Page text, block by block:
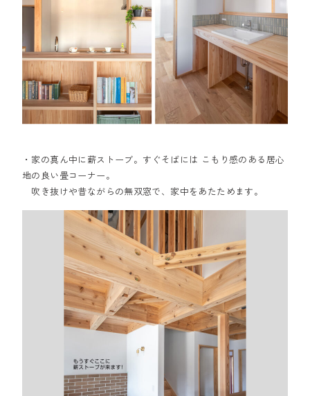
・家の真ん中に薪ストーブ。すぐそばには こもり感のある居心
地の良い畳コーナー。
吹き抜けや昔ながらの無双窓で、家中をあたためます。